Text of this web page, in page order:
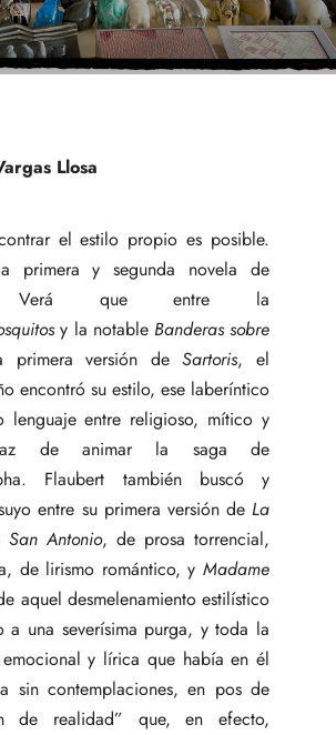
Llosa
el estilo propio es posible.
primera y segunda novela de
Verá que entre la
y la notable Banderas sobre
primera versión deSartoris, el
encontró su estilo, ese laberíntico
lenguaje entre religioso, mítico y
de animar la saga de
Flaubert también buscó y
entre su primera versión de La
Antonio, de prosa torrencial,
de lirismo romántico, y Madame
aquel desmelenamiento estilístico
a una severísima purga, y toda la
emocional y lírica que había en él
sin contemplaciones, en pos de
de realidad” que, en efecto,